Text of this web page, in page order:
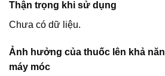
Thận trọng khi sử dụng
Chưa có dữ liệu.
Ảnh hưởng của thuốc lên khả
máy móc